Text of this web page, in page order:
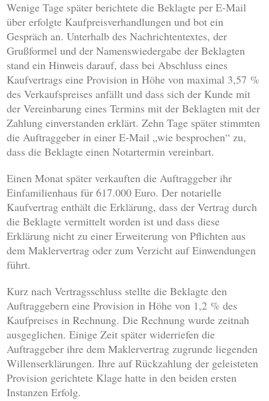
Wenige Tage später berichtete die Beklagte per E-Mail
über erfolgte Kaufpreisverhandlungen und bot ein
Gespräch an. Unterhalb des Nachrichtentextes, der
Grußformel und der Namenswiedergabe der Beklagten
stand ein Hinweis darauf, dass bei Abschluss eines
Kaufvertrags eine Provision in Höhe von maximal 3,57 %
des Verkaufspreises anfällt und dass sich der Kunde mit
der Vereinbarung eines Termins mit der Beklagten mit der
Zahlung einverstanden erklärt. Zehn Tage später stimmten
die Auftraggeber in einer E-Mail „wie besprochen“ zu,
dass die Beklagte einen Notartermin vereinbart.
Einen Monat später verkauften die Auftraggeber ihr
Einfamilienhaus für 617.000 Euro. Der notarielle
Kaufvertrag enthält die Erklärung, dass der Vertrag durch
die Beklagte vermittelt worden ist und dass diese
Erklärung nicht zu einer Erweiterung von Pflichten aus
dem Maklervertrag oder zum Verzicht auf Einwendungen
führt.
Kurz nach Vertragsschluss stellte die Beklagte den
Auftraggebern eine Provision in Höhe von 1,2 % des
Kaufpreises in Rechnung. Die Rechnung wurde zeitnah
ausgeglichen. Einige Zeit später widerriefen die
Auftraggeber ihre dem Maklervertrag zugrunde liegenden
Willenserklärungen. Ihre auf Rückzahlung der geleisteten
Provision gerichtete Klage hatte in den beiden ersten
Instanzen Erfolg.